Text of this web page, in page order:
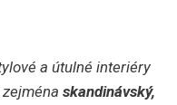
a útulné interiéry
skandinávský,